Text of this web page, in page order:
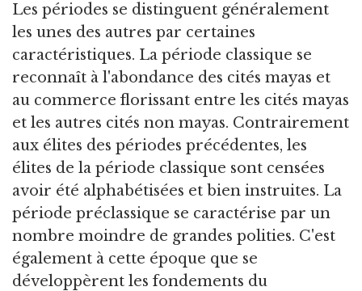
Les périodes se distinguent généralement
les unes des autres par certaines
caractéristiques. La période classique se
reconnaît à l'abondance des cités mayas et
au commerce florissant entre les cités mayas
et les autres cités non mayas. Contrairement
aux élites des périodes précédentes, les
élites de la période classique sont censées
avoir été alphabétisées et bien instruites. La
période préclassique se caractérise par un
nombre moindre de grandes polities. C'est
également à cette époque que se
développèrent les fondements du